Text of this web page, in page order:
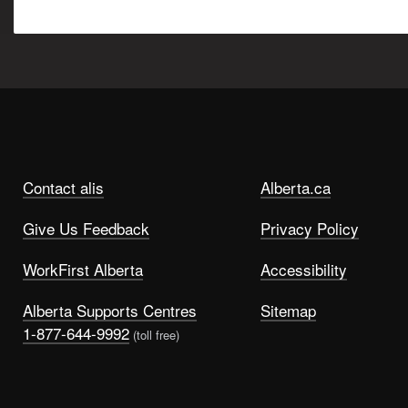
Contact alis
Give Us Feedback
WorkFirst Alberta
Alberta Supports Centres
1-877-644-9992 (toll free)
Alberta.ca
Privacy Policy
Accessibility
Sitemap